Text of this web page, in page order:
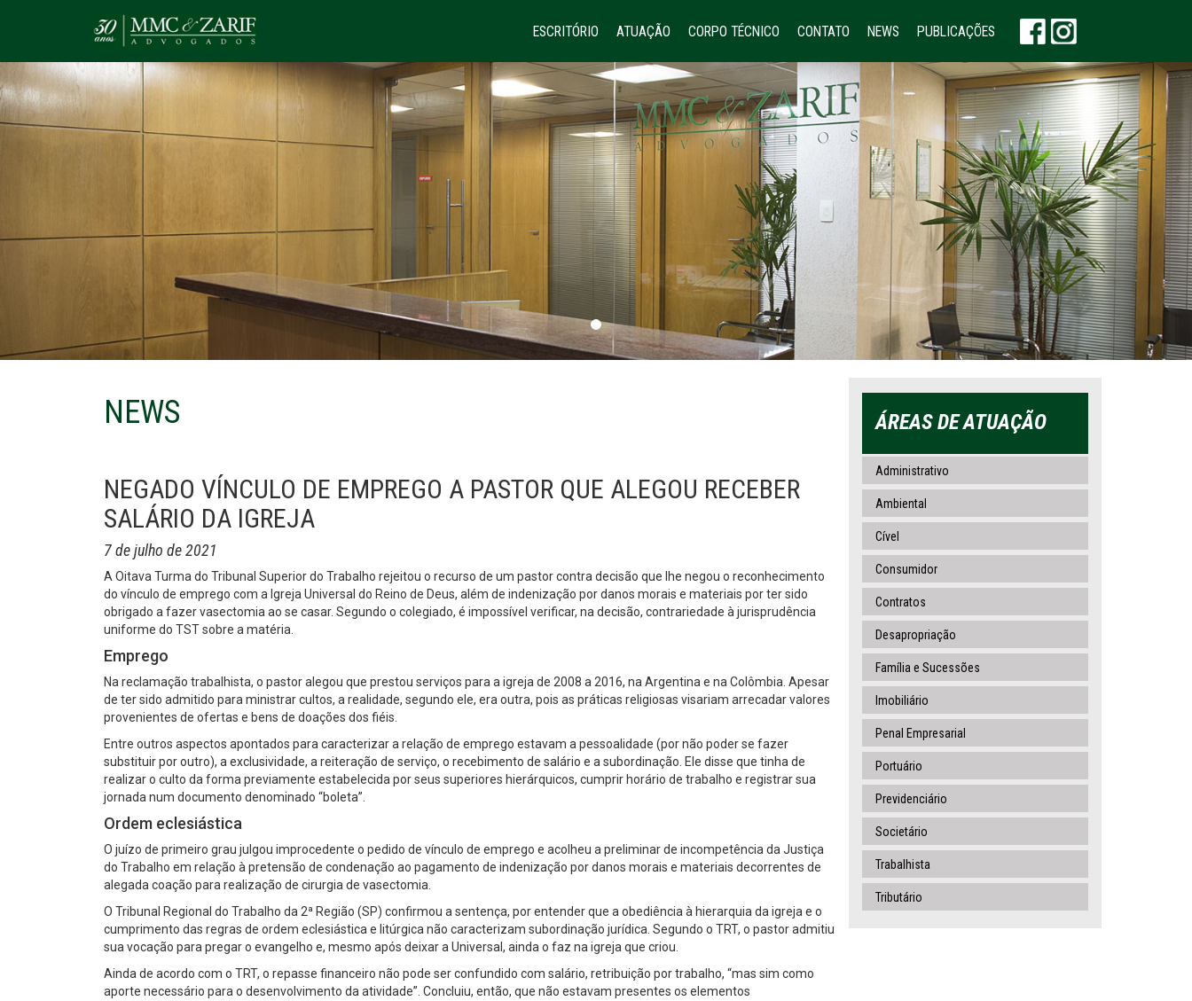
ESCRITÓRIO ATUAÇÃO CORPO TÉCNICO CONTATO NEWS PUBLICAÇÕES
NEWS
NEGADO VÍNCULO DE EMPREGO A PASTOR QUE ALEGOU RECEBER
SALÁRIO DA IGREJA
7 de julho de 2021
A Oitava Turma do Tribunal Superior do Trabalho rejeitou o recurso de um pastor contra decisão que lhe negou o reconhecimento
do vínculo de emprego com a Igreja Universal do Reino de Deus, além de indenização por danos morais e materiais por ter sido
obrigado a fazer vasectomia ao se casar. Segundo o colegiado, é impossível verificar, na decisão, contrariedade à jurisprudência
uniforme do TST sobre a matéria.
Emprego
Na reclamação trabalhista, o pastor alegou que prestou serviços para a igreja de 2008 a 2016, na Argentina e na Colômbia. Apesar
de ter sido admitido para ministrar cultos, a realidade, segundo ele, era outra, pois as práticas religiosas visariam arrecadar valores
provenientes de ofertas e bens de doações dos fiéis.
Entre outros aspectos apontados para caracterizar a relação de emprego estavam a pessoalidade (por não poder se fazer
substituir por outro), a exclusividade, a reiteração de serviço, o recebimento de salário e a subordinação. Ele disse que tinha de
realizar o culto da forma previamente estabelecida por seus superiores hierárquicos, cumprir horário de trabalho e registrar sua
jornada num documento denominado “boleta”.
Ordem eclesiástica
O juízo de primeiro grau julgou improcedente o pedido de vínculo de emprego e acolheu a preliminar de incompetência da Justiça
do Trabalho em relação à pretensão de condenação ao pagamento de indenização por danos morais e materiais decorrentes de
alegada coação para realização de cirurgia de vasectomia.
O Tribunal Regional do Trabalho da 2ª Região (SP) confirmou a sentença, por entender que a obediência à hierarquia da igreja e o
cumprimento das regras de ordem eclesiástica e litúrgica não caracterizam subordinação jurídica. Segundo o TRT, o pastor admitiu
sua vocação para pregar o evangelho e, mesmo após deixar a Universal, ainda o faz na igreja que criou.
Ainda de acordo com o TRT, o repasse financeiro não pode ser confundido com salário, retribuição por trabalho, “mas sim como
aporte necessário para o desenvolvimento da atividade”. Concluiu, então, que não estavam presentes os elementos
ÁREAS DE ATUAÇÃO
Administrativo
Ambiental
Cível
Consumidor
Contratos
Desapropriação
Família e Sucessões
Imobiliário
Penal Empresarial
Portuário
Previdenciário
Societário
Trabalhista
Tributário